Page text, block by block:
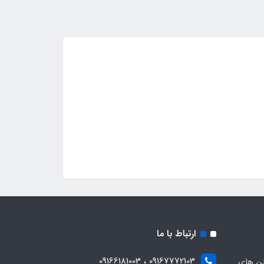
ارتباط با ما
09167772103 ، 09166181003